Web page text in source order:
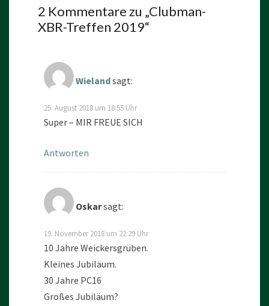
2 Kommentare zu „Clubman-
XBR-Treffen 2019“
Wielandsagt:
25. August 2018 um 18:55 Uhr
Super – MIR FREUE SICH
Antworten
Oskarsagt:
19. November 2018 um 22:29 Uhr
10 Jahre Weickersgrüben.
Kleines Jubiläum.
30 Jahre PC16
Großes Jubiläum?